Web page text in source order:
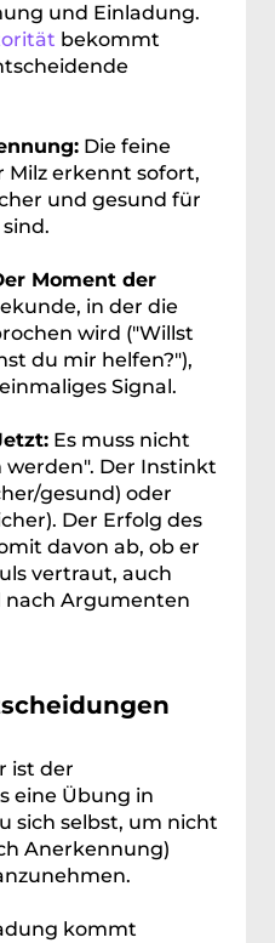
und Einladung.
bekommt
Die feine
erkennt sofort,
und gesund für
Moment der
in der die
wird ("Willst
du mir helfen?"),
Signal.
Es muss nicht
Der Instinkt
gesund) oder
Der Erfolg des
davon ab, ob er
vertraut, auch
nach Argumenten
ist der
eine Übung in
sich selbst, um nicht
Anerkennung)
kommt